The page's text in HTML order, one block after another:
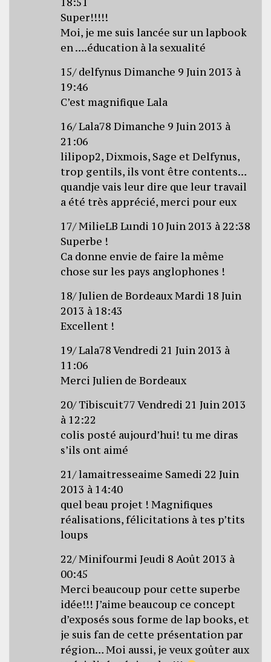
Super!!!!!
Moi, je me suis lancée sur un lapbook
en ….éducation à la sexualité
15/ delfynus Dimanche 9 Juin 2013 à
19:46
C’est magnifique Lala
16/ Lala78 Dimanche 9 Juin 2013 à
21:06
lilipop2, Dixmois, Sage et Delfynus,
trop gentils, ils vont être contents…
quandje vais leur dire que leur travail
a été très apprécié, merci pour eux
17/ MilieLB Lundi 10 Juin 2013 à 22:38
Superbe !
Ca donne envie de faire la même
chose sur les pays anglophones !
18/ Julien de Bordeaux Mardi 18 Juin
2013 à 18:43
Excellent !
19/ Lala78 Vendredi 21 Juin 2013 à
11:06
Merci Julien de Bordeaux
20/ Tibiscuit77 Vendredi 21 Juin 2013
à 12:22
colis posté aujourd’hui! tu me diras
s’ils ont aimé
21/ lamaitresseaime Samedi 22 Juin
2013 à 14:40
quel beau projet ! Magnifiques
réalisations, félicitations à tes p’tits
loups
22/ Minifourmi Jeudi 8 Août 2013 à
00:45
Merci beaucoup pour cette superbe
idée!!! J’aime beaucoup ce concept
d’exposés sous forme de lap books, et
je suis fan de cette présentation par
région… Moi aussi, je veux goûter aux